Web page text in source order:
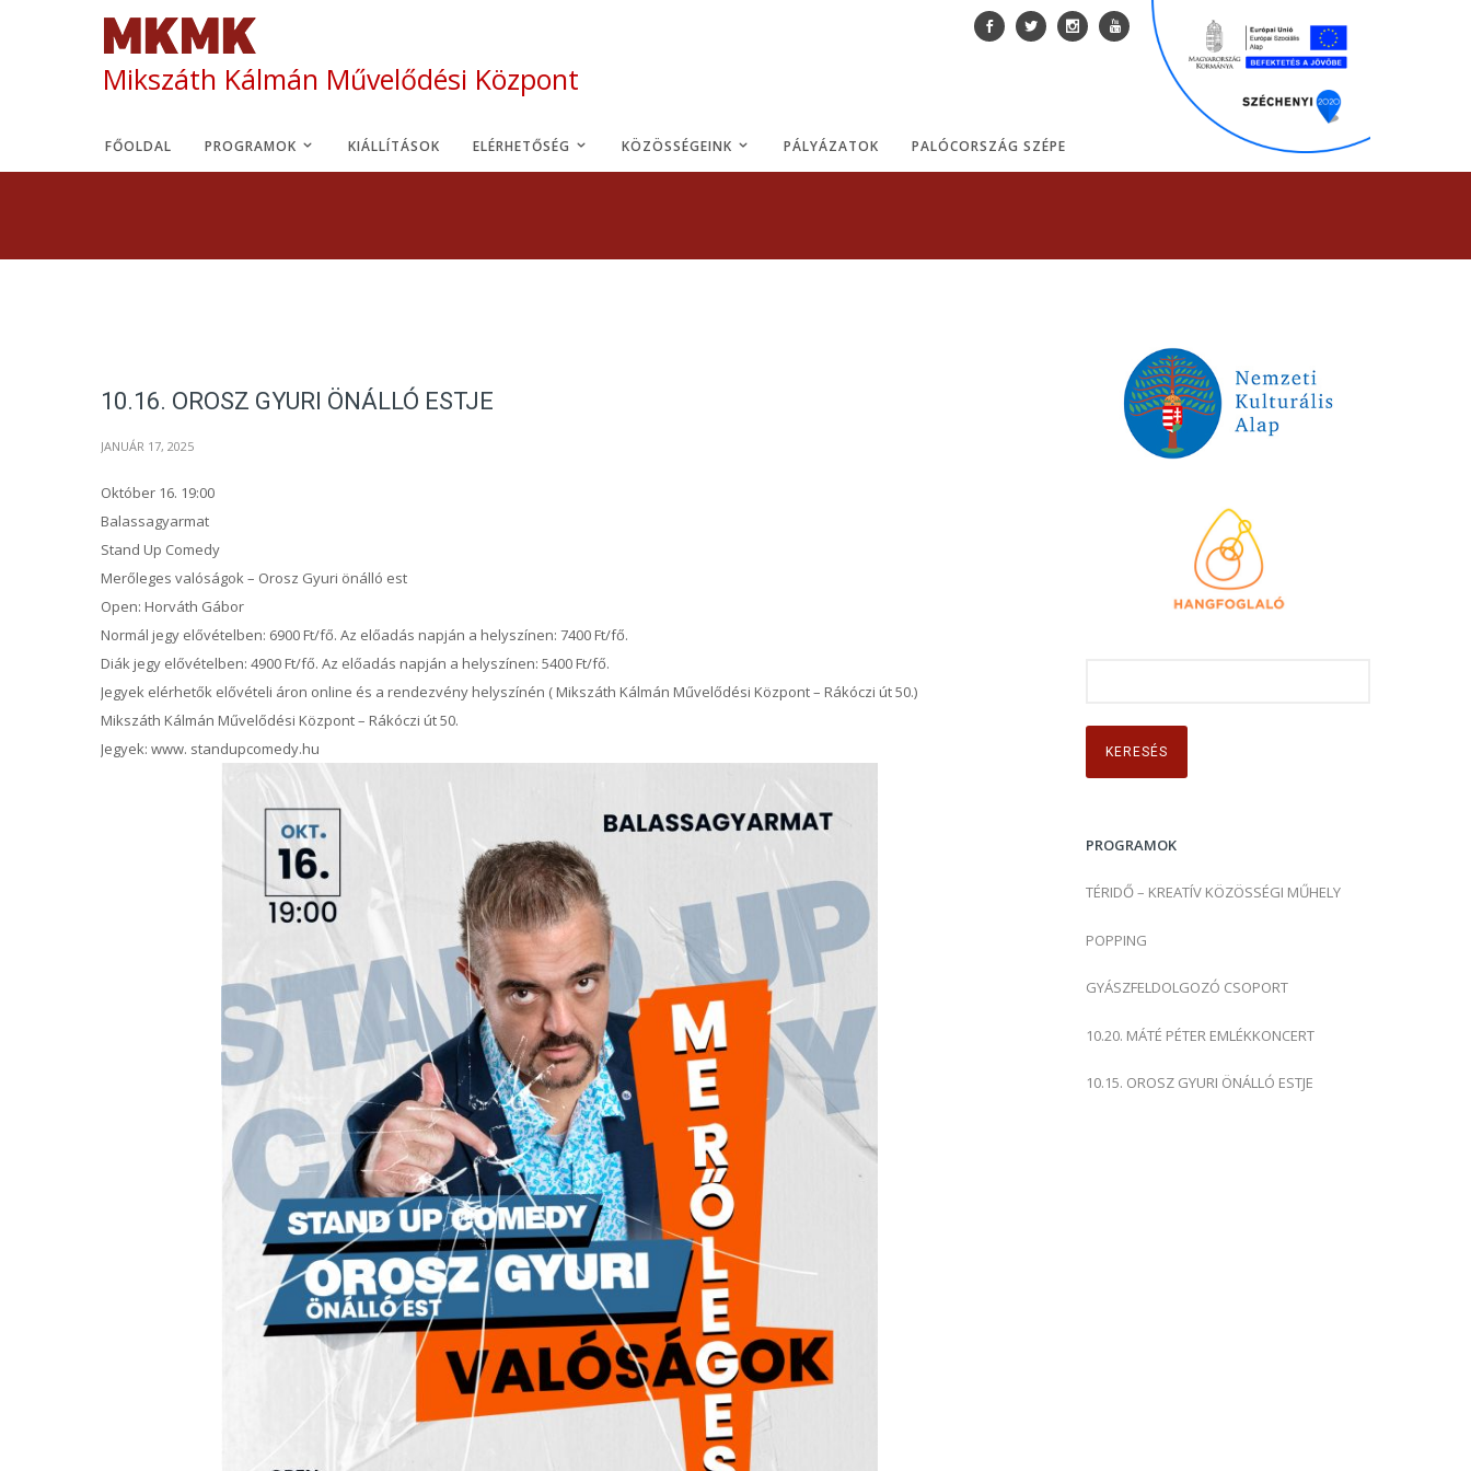
Mikszáth Kálmán Művelődési Központ
FŐOLDAL PROGRAMOK KIÁLLÍTÁSOK ELÉRHETŐSÉG KÖZÖSSÉGEINK PÁLYÁZATOK PALÓCORSZÁG SZÉPE
10.16. OROSZ GYURI ÖNÁLLÓ ESTJE
JANUÁR 17, 2025
Október 16. 19:00
Balassagyarmat
Stand Up Comedy
Merőleges valóságok – Orosz Gyuri önálló est
Open: Horváth Gábor
Normál jegy elővételben: 6900 Ft/fő. Az előadás napján a helyszínen: 7400 Ft/fő.
Diák jegy elővételben: 4900 Ft/fő. Az előadás napján a helyszínen: 5400 Ft/fő.
Jegyek elérhetők elővételi áron online és a rendezvény helyszínén ( Mikszáth Kálmán Művelődési Központ – Rákóczi út 50.)
Mikszáth Kálmán Művelődési Központ – Rákóczi út 50.
Jegyek: www. standupcomedy.hu
r
s
:PROGRAMOK
TÉRIDŐ – KREATÍV KÖZÖSSÉGI MŰHELY
POPPING
GYÁSZFELDOLGOZÓ CSOPORT
10.20. MÁTÉ PÉTER EMLÉKKONCERT
10.15. OROSZ GYURI ÖNÁLLÓ ESTJE